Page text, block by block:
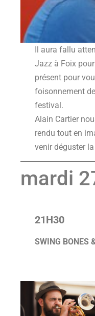
Il aura fallu
Jazz à Foix
présent pour
foisonnement
festival.
Alain Cartier
rendu tout en
venir déguster
mardi
21H30
SWING BONES